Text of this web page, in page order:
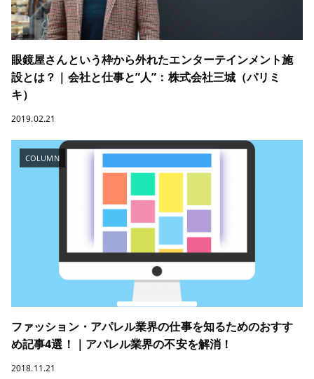
眼鏡屋さんという枠から外れたエンターテインメント施
設とは？｜会社と仕事と”人”：株式会社三城（パリミ
キ）
2019.02.21
COLUMN
ファッション・アパレル業界の仕事を知るためのおすす
め記事4選！｜アパレル業界の不安を解消！
2018.11.21